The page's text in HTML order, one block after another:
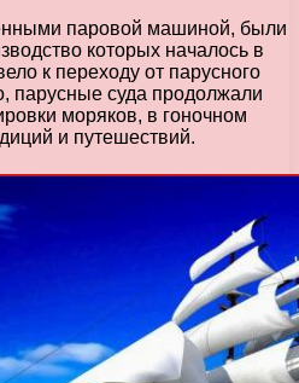
паровой машиной, были
которых началось в
к переходу от парусного
парусные суда продолжали
моряков, в гоночном
и путешествий.